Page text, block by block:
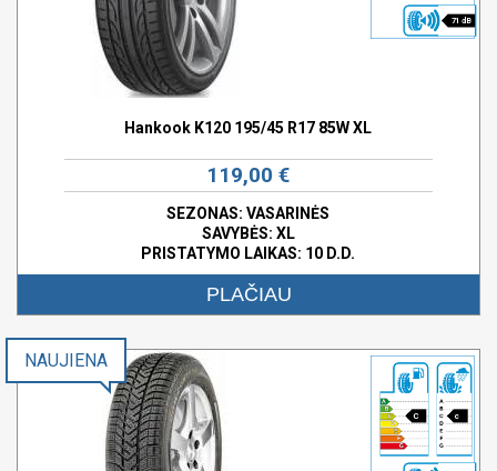
71 dB
Hankook K120 195/45 R17 85W XL
119,00 €
SEZONAS: VASARINĖS
SAVYBĖS: XL
PRISTATYMO LAIKAS: 10 D.D.
PLAČIAU
C c
NAUJIENA